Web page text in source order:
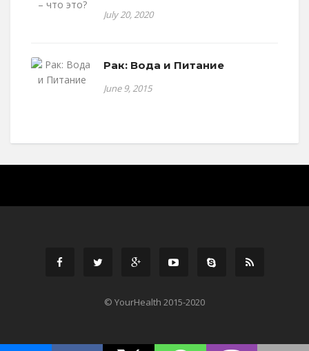
July 20, 2020
Рак: Вода и Питание
June 9, 2015
© YourHealth 2015-2020